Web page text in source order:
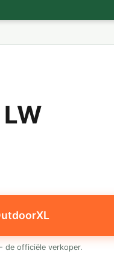
de officiële verkoper.